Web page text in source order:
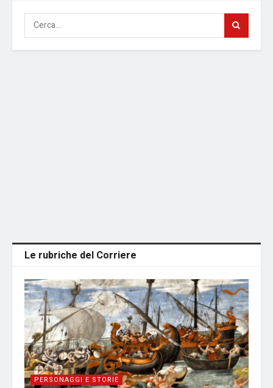
Le rubriche del Corriere
PERSONAGGI E STORIE